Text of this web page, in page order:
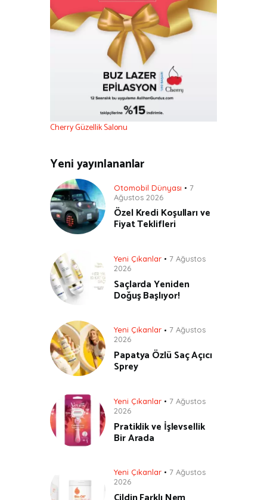
Cherry Güzellik Salonu
Yeni yayınlananlar
Otomobil Dünyası
7
Ağustos 2026
Özel Kredi Koşulları ve
Fiyat Teklifleri
Yeni Çıkanlar
7 Ağustos
2026
Saçlarda Yeniden
Doğuş Başlıyor!
Yeni Çıkanlar
7 Ağustos
2026
Papatya Özlü Saç Açıcı
Sprey
Yeni Çıkanlar
7 Ağustos
2026
Pratiklik ve İşlevsellik
Bir Arada
Yeni Çıkanlar
7 Ağustos
2026